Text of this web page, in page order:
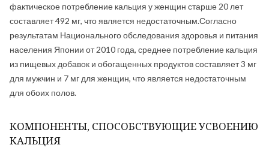
фактическое потребление кальция у женщин старше 20 лет
составляет 492 мг, что является недостаточным.Согласно
результатам Национального обследования здоровья и питания
населения Японии от 2010 года, среднее потребление кальция
из пищевых добавок и обогащенных продуктов составляет 3 мг
для мужчин и 7 мг для женщин, что является недостаточным
для обоих полов.
КОМПОНЕНТЫ, СПОСОБСТВУЮЩИЕ УСВОЕНИЮ
КАЛЬЦИЯ